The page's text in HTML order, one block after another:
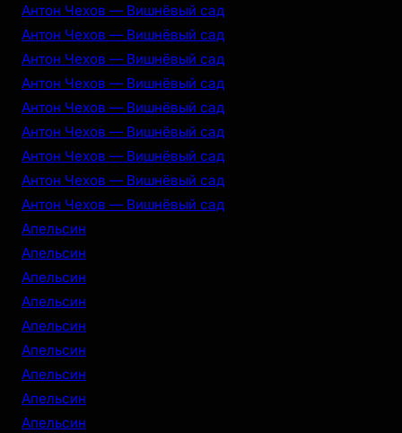
Антон Чехов — Вишнёвый сад
Антон Чехов — Вишнёвый сад
Антон Чехов — Вишнёвый сад
Антон Чехов — Вишнёвый сад
Антон Чехов — Вишнёвый сад
Антон Чехов — Вишнёвый сад
Антон Чехов — Вишнёвый сад
Антон Чехов — Вишнёвый сад
Антон Чехов — Вишнёвый сад
Апельсин
Апельсин
Апельсин
Апельсин
Апельсин
Апельсин
Апельсин
Апельсин
Апельсин